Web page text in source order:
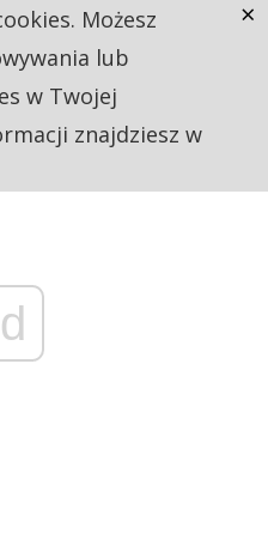
Możesz
lub
w Twojej
znajdziesz w
×